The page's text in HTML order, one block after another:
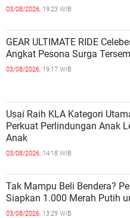
03/08/2026, 19:23 WIB
GEAR ULTIMATE RIDE
Angkat Pesona Surga
03/08/2026, 19:17 WIB
Usai Raih KLA Kategori
Perkuat Perlindungan Anak
Anak
03/08/2026, 14:18 WIB
Tak Mampu Beli Bendera?
Siapkan 1.000 Merah Putih
03/08/2026, 13:29 WIB